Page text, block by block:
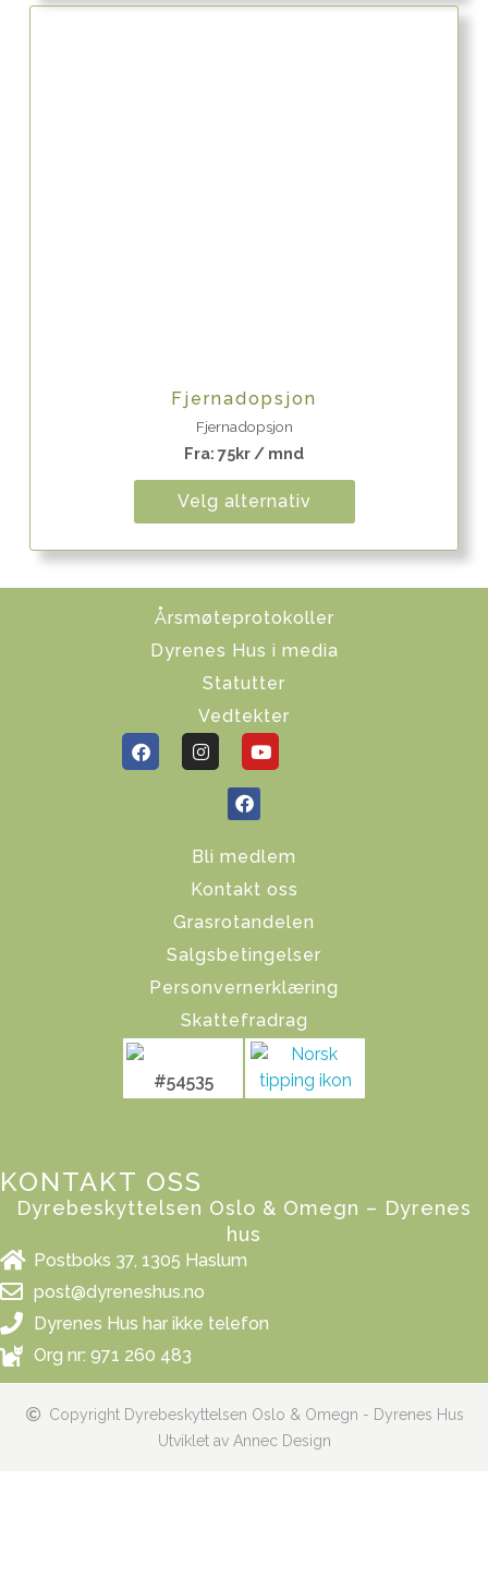
Fjernadopsjon
Fjernadopsjon
Fra: 75kr / mnd
Velg alternativ
Årsmøteprotokoller
Dyrenes Hus i media
Statutter
Vedtekter
Bli medlem
Kontakt oss
Grasrotandelen
Salgsbetingelser
Personvernerklæring
Skattefradrag
#54535
KONTAKT OSS
Dyrebeskyttelsen Oslo & Omegn – Dyrenes
hus
Postboks 37, 1305 Haslum
post@dyreneshus.no
Dyrenes Hus har ikke telefon
Org nr: 971 260 483
Copyright Dyrebeskyttelsen Oslo & Omegn - Dyrenes Hus
Utviklet av Annec Design